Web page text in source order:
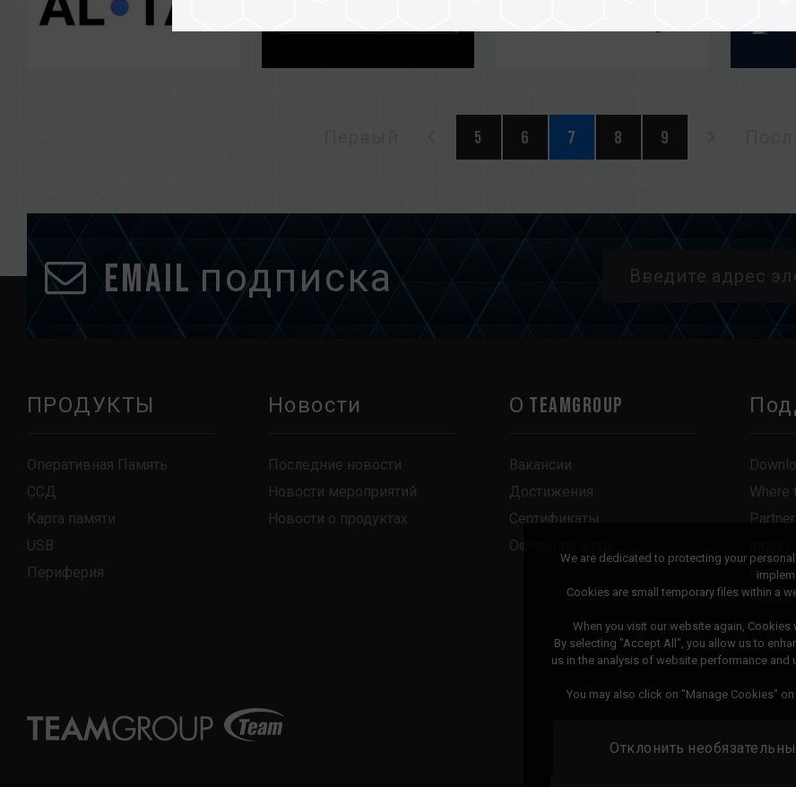
5 6 7 8 9
Email подписка
ПРОДУКТЫ
Оперативная Память
ССД
Карта памяти
USB
Периферия
Новости
Последние новости
Новости мероприятий
Новости о продуктах
О TEAMGROUP
Вакансии
Достижения
Сертификаты
Офисы по миру
Where
We are dedicated to protecting your
Cookies are small temporary files within a
When you visit our website again,
By selecting "Accept All", you allow us to
us in the analysis of website performance
You may also click on "Manage Cookies"
Отклонить